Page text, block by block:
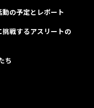
動の予定とレポート
挑戦するアスリートの
ち